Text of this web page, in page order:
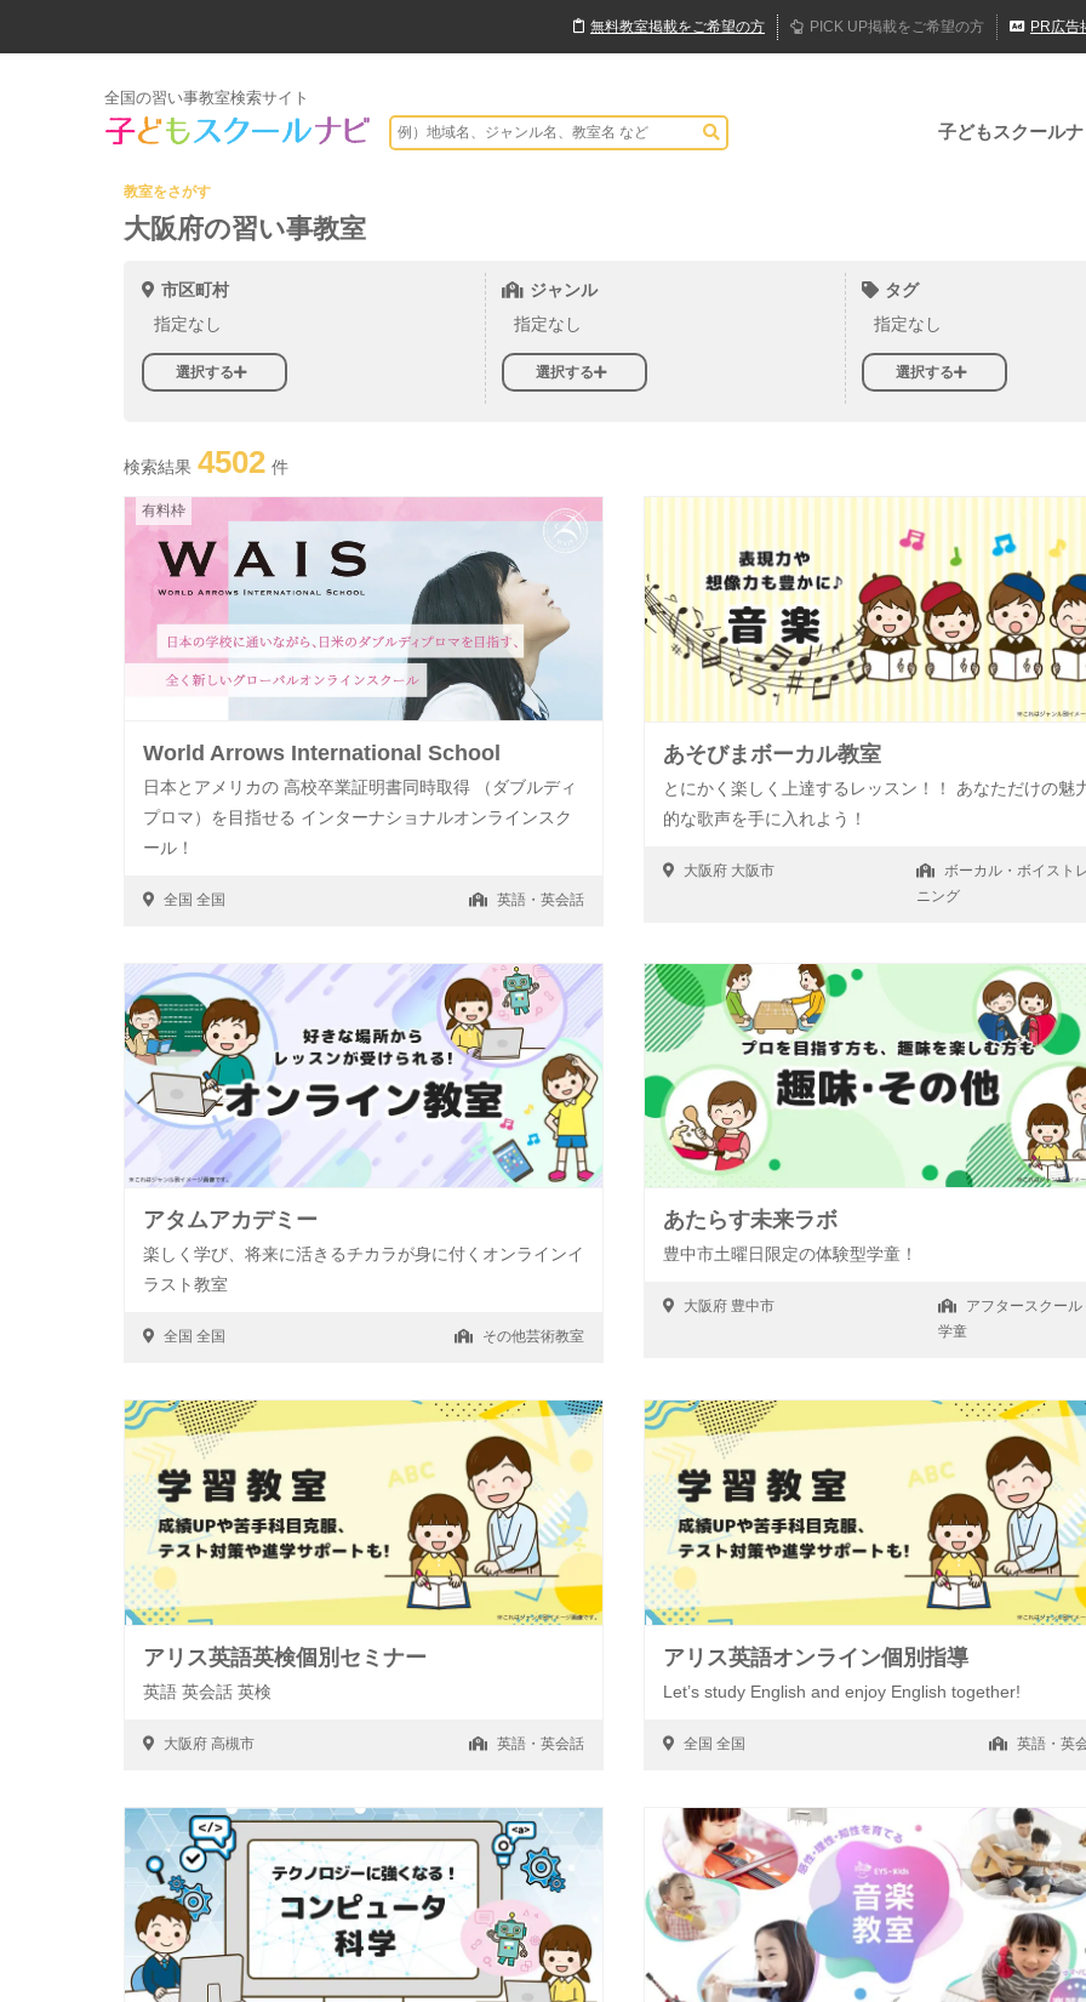
無料教室掲載をご希望の方 PICK UP掲載をご希望の方 PR広告
全国の習い事教室検索サイト
子どもスクール
教室をさがす
大阪府の習い事教室
市区町村
指定なし
選択する
ジャンル
指定なし
選択する
タグ
指定なし
選択する
検索結果 4502 件
有料枠
World Arrows International School
日本とアメリカの 高校卒業証明書同時取得 （ダブルディ
プロマ）を目指せる インターナショナルオンラインスク
ール！
全国 全国 英語・英会話
あそびまボーカル教室
とにかく楽しく上達するレッスン！！ あなただけの魅
的な歌声を手に入れよう！
大阪府 大阪市
ボーカル・ボイスト
ニング
アタムアカデミー
楽しく学び、将来に活きるチカラが身に付くオンラインイ
ラスト教室
全国 全国 その他芸術教室
あたらす未来ラボ
豊中市土曜日限定の体験型学童！
大阪府 豊中市
アフタースクール
学童
アリス英語英検個別セミナー
英語 英会話 英検
大阪府 高槻市 英語・英会話
アリス英語オンライン個別指導
Let’s study English and enjoy English together!
全国 全国 英語・英